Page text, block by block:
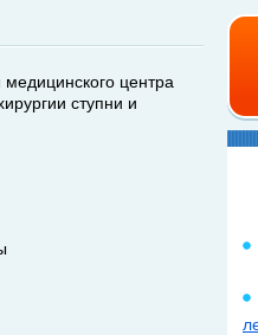
центра
ступни и